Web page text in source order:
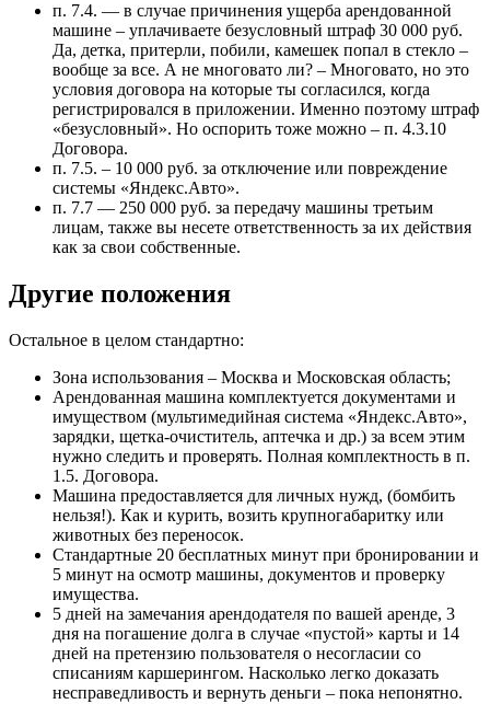
п. 7.4. — в случае причинения ущерба арендованной
машине – уплачиваете безусловный штраф 30 000 руб.
Да, детка, притерли, побили, камешек попал в стекло –
вообще за все. А не многовато ли? – Многовато, но это
условия договора на которые ты согласился, когда
регистрировался в приложении. Именно поэтому штраф
«безусловный». Но оспорить тоже можно – п. 4.3.10
Договора.
п. 7.5. – 10 000 руб. за отключение или повреждение
системы «Яндекс.Авто».
п. 7.7 — 250 000 руб. за передачу машины третьим
лицам, также вы несете ответственность за их действия
как за свои собственные.
Другие положения
Остальное в целом стандартно:
Зона использования – Москва и Московская область;
Арендованная машина комплектуется документами и
имуществом (мультимедийная система «Яндекс.Авто»,
зарядки, щетка-очиститель, аптечка и др.) за всем этим
нужно следить и проверять. Полная комплектность в п.
1.5. Договора.
Машина предоставляется для личных нужд, (бомбить
нельзя!). Как и курить, возить крупногабаритку или
животных без переносок.
Стандартные 20 бесплатных минут при бронировании и
5 минут на осмотр машины, документов и проверку
имущества.
5 дней на замечания арендодателя по вашей аренде, 3
дня на погашение долга в случае «пустой» карты и 14
дней на претензию пользователя о несогласии со
списаниям каршерингом. Насколько легко доказать
несправедливость и вернуть деньги – пока непонятно.